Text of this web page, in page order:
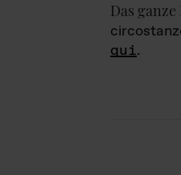
Das ganze
qui.